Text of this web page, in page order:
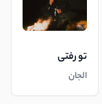
تو رفتی
الجان